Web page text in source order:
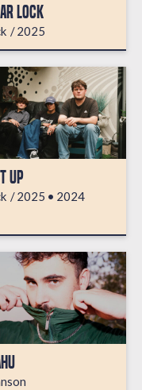
LOCK
2025
UP
2025 2024